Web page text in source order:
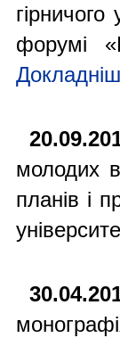
форумі
молодих
планів і